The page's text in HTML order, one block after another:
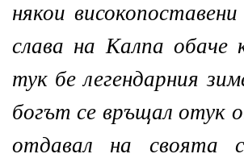
някои
слава на Калпа обаче
тук бе легендарния
богът се връщал отук
отдавал на своята